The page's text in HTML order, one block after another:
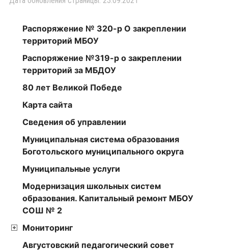
Распоряжение № 320-р О закреплении
территорий МБОУ
Распоряжение №319-р о закреплении
территорий за МБДОУ
80 лет Великой Победе
Карта сайта
Сведения об управлении
Муниципальная система образования
Боготольского муниципального округа
Муниципальные услуги
Модернизация школьных систем
образования. Капитальный ремонт МБОУ
СОШ № 2
Мониторинг
Августовский педагогический совет